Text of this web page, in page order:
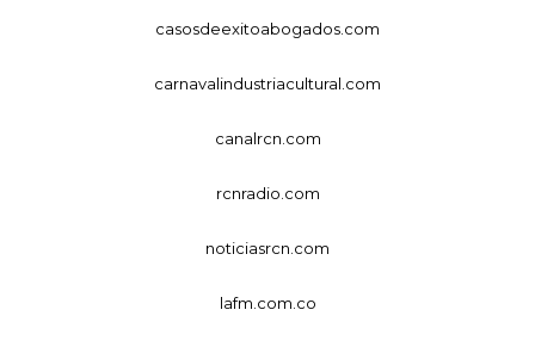
casosdeexitoabogados.com
carnavalindustriacultural.com
canalrcn.com
rcnradio.com
noticiasrcn.com
lafm.com.co